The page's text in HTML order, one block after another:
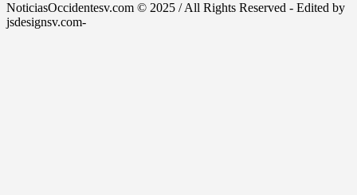
NoticiasOccidentesv.com © 2025 / All Rights Reserved - Edited by
jsdesignsv.com-